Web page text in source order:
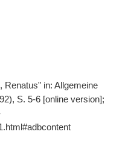
Renatus" in: Allgemeine
S. 5-6 [online version];